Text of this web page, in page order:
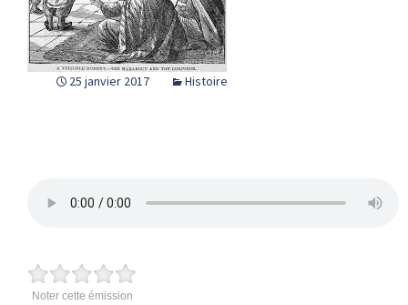
25 janvier 2017 Histoire
Noter cette émission